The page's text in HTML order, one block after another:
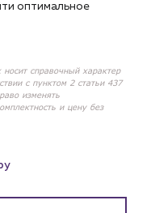
оптимальное
справочный характер
с пунктом 2 статьи 437
изменять
и цену без